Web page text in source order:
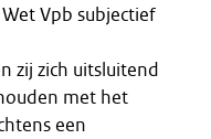
Vpb subjectief
zij zich uitsluitend
met het
een